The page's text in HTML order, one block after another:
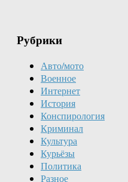
Рубрики
Авто/мото
Военное
Интернет
История
Конспирология
Криминал
Культура
Курьёзы
Политика
Разное